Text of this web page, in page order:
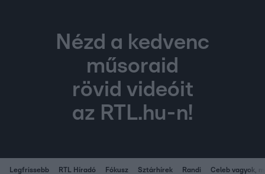
Nézd a kedvenc
műsoraid
rövid videóit
az RTL.hu-n!
Legfrissebb RTL Híradó Fókusz Sztárhírek Randi Celeb vagyok,